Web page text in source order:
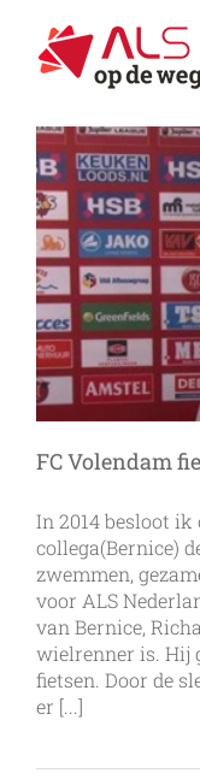
inhoud
FC Volendam
In 2014 besloot ik
collega(Bernice)
zwemmen,
voor ALS
van Bernice,
wielrenner is. Hij
fietsen. Door de
er [...]